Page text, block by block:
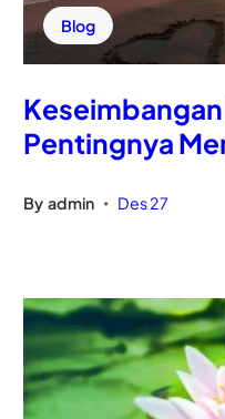
Blog
Keseimbangan
Pentingnya
By admin • Des 27